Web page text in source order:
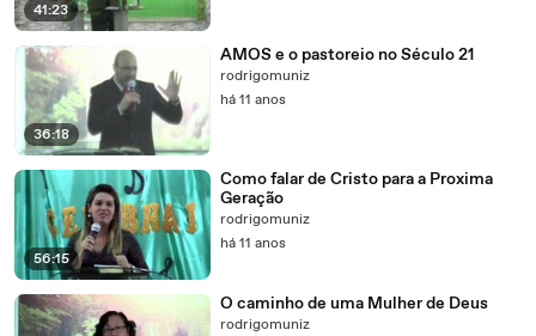
41:23
36:18
AMOS e o pastoreio no Século 21
rodrigomuniz
há 11 anos
56:15
Como falar de Cristo para a Proxima
Geração
rodrigomuniz
há 11 anos
O caminho de uma Mulher de Deus
rodrigomuniz